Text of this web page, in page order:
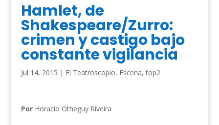
Hamlet, de
Shakespeare/Zurro:
crimen y castigo bajo
constante vigilancia
Jul 14, 2015 | El Teatroscopio, Escena,top2
PorHoracio Otheguy Riveira